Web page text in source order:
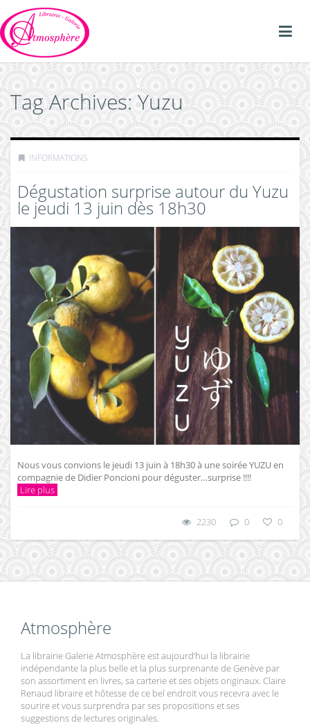
Tag Archives: Yuzu
INFORMATIONS
Dégustation surprise autour du Yuzu
le jeudi 13 juin dès 18h30
Nous vous convions le jeudi 13 juin à 18h30 à une soirée YUZU en
compagnie de Didier Poncioni pour déguster…surprise !!!!
Lire plus
2230 0 0
Atmosphère
La librairie Galerie Atmosphère est aujourd’hui la librairie
indépendante la plus belle et la plus surprenante de Genève par
son assortiment en livres, sa carterie et ses objets originaux. Claire
Renaud libraire et hôtesse de ce bel endroit vous recevra avec le
sourire et vous surprendra par ses propositions et ses
suggestions de lectures originales.